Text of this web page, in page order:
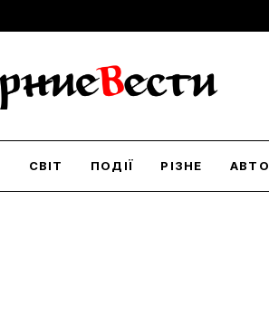
СВІТ ПОДІЇ РІЗНЕ АВТО